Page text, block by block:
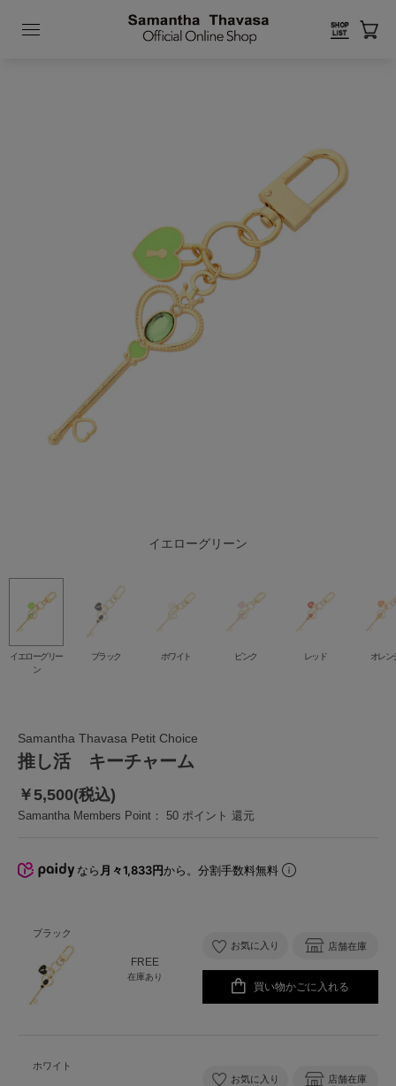
イエローグリーン
ブラック
ホワイト
ピンク
レッド
オレンジ
イエロー
グリーン
ライトブルー
ブルー
レッドパープル
ブルーパープル
イエローグリー
ン
ブラック ホワイト ピンク レッド オレン
Samantha Thavasa Petit Choice
推し活 キーチャーム
￥5,500(税込)
Samantha Members Point： 50 ポイント 還元
なら 月々1,833円から。分割手数料無料
ブラック
FREE
在庫あり
お気に入り 店舗在庫
買い物かごに入れる
ホワイト
お気に入り 店舗在庫